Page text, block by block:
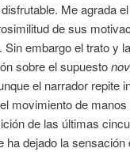
Me agrada
de sus
embargo el trato y
sobre el supuesto
el narrador repite
movimiento de
de las últimas
dejado la sensación